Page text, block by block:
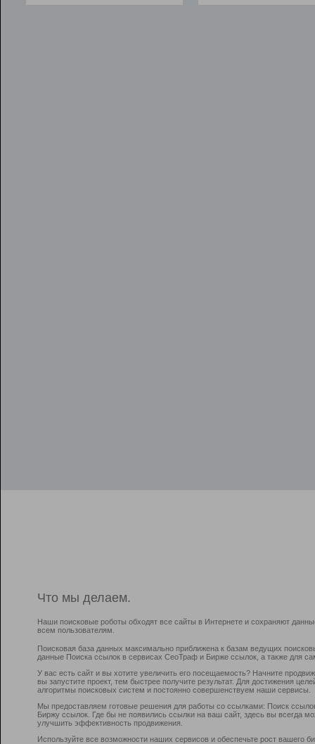
Что мы делаем.
Наши поисковые роботы обходят все сайты в Интернете и сохраняют
всем пользователям.
Поисковая база данных максимально приближена к базам ведущих
данные Поиска ссылок в сервисах СеоТраф и Бирже ссылок, а также для
У вас есть сайт и вы хотите увеличить его посещаемость? Начните
вы запустите проект, тем быстрее получите результат. Для достижения
алгоритмы поисковых систем и постоянно совершенствуем наши сервисы.
Мы предоставляем готовые решения для работы со ссылками: Поиск
Биржу ссылок. Где бы не появились ссылки на ваш сайт, здесь вы всегда
улучшить эффективность продвижения.
Используйте все возможности наших сервисов и обеспечьте рост вашего